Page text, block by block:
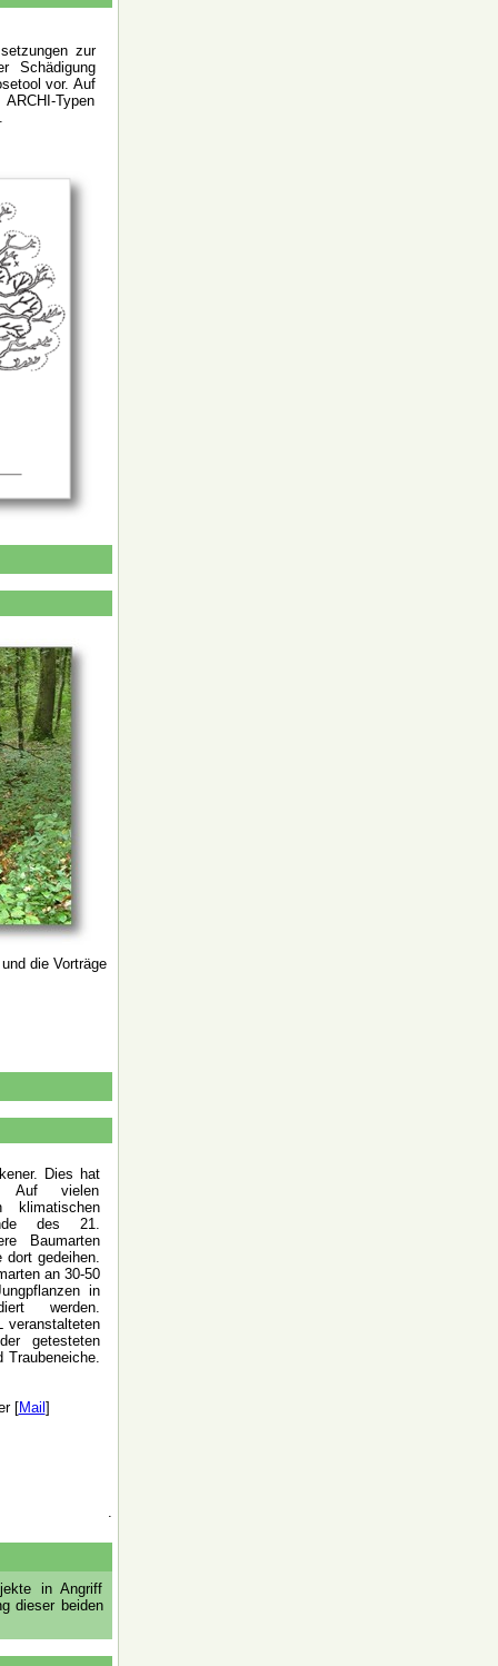
zur
Schädigung
vor. Auf
Typen
die Vorträge
Dies hat
Auf vielen
klimatischen
des 21.
Baumarten
gedeihen.
an 30-50
in
werden.
veranstalteten
getesteten
Traubeneiche.
[Mail ]
.
in Angriff
dieser beiden